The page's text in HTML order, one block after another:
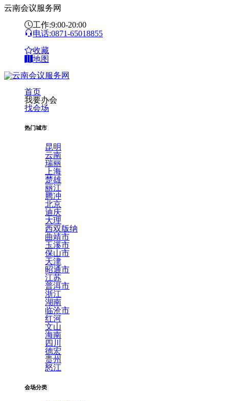
云南会议服务网
工作:9:00-20:00
电话:0871-65018855
收藏
地图
首页
我要办会
找会场
热门城市
昆明
云南
瑞丽
上海
楚雄
丽江
腾冲
北京
迪庆
大理
西双版纳
曲靖市
玉溪市
保山市
天津
昭通市
江苏
普洱市
浙江
湖南
临沧市
红河
文山
海南
四川
德宏
贵州
怒江
会场分类